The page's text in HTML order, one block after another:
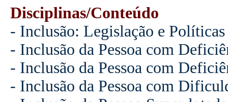
Disciplinas/Conteúdo
- Inclusão: Legislação e
- Inclusão da Pessoa com
- Inclusão da Pessoa com
- Inclusão da Pessoa com